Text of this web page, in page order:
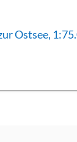
Ostsee,